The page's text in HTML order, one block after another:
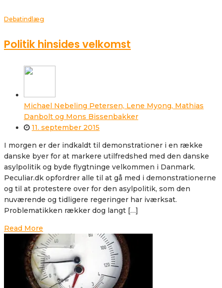
Debatindlæg
Politik hinsides velkomst
Michael Nebeling Petersen, Lene Myong, Mathias
Danbolt og Mons Bissenbakker
11. september 2015
I morgen er der indkaldt til demonstrationer i en række
danske byer for at markere utilfredshed med den danske
asylpolitik og byde flygtninge velkommen i Danmark.
Peculiar.dk opfordrer alle til at gå med i demonstrationerne
og til at protestere over for den asylpolitik, som den
nuværende og tidligere regeringer har iværksat.
Problematikken rækker dog langt […]
Read More